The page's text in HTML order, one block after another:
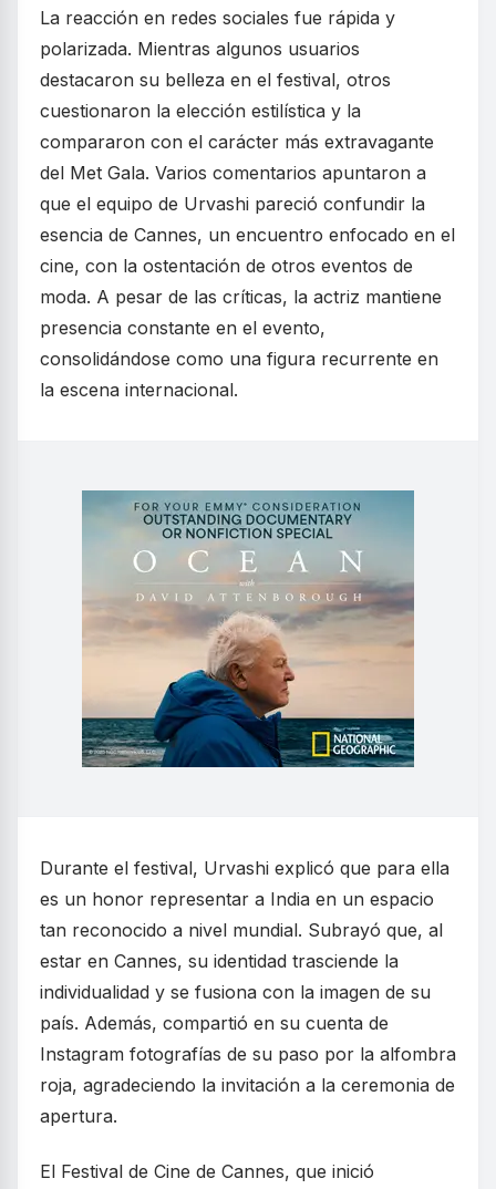
La reacción en redes sociales fue rápida y
polarizada. Mientras algunos usuarios
destacaron su belleza en el festival, otros
cuestionaron la elección estilística y la
compararon con el carácter más extravagante
del Met Gala. Varios comentarios apuntaron a
que el equipo de Urvashi pareció confundir la
esencia de Cannes, un encuentro enfocado en el
cine, con la ostentación de otros eventos de
moda. A pesar de las críticas, la actriz mantiene
presencia constante en el evento,
consolidándose como una figura recurrente en
la escena internacional.
Durante el festival, Urvashi explicó que para ella
es un honor representar a India en un espacio
tan reconocido a nivel mundial. Subrayó que, al
estar en Cannes, su identidad trasciende la
individualidad y se fusiona con la imagen de su
país. Además, compartió en su cuenta de
Instagram fotografías de su paso por la alfombra
roja, agradeciendo la invitación a la ceremonia de
apertura.
El Festival de Cine de Cannes, que inició